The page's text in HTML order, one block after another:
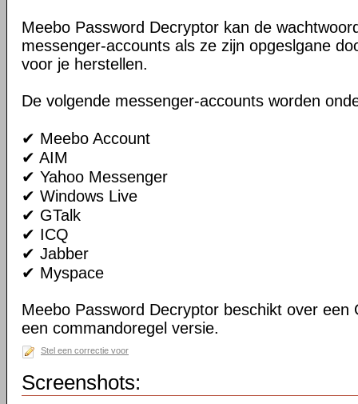
Meebo Password Decryptor kan de
messenger-accounts als ze zijn opgeslgane
voor je herstellen.
De volgende messenger-accounts worden
✔ Meebo Account
✔ AIM
✔ Yahoo Messenger
✔ Windows Live
✔ GTalk
✔ ICQ
✔ Jabber
✔ Myspace
Meebo Password Decryptor beschikt over een
een commandoregel versie.
Stel een correctie voor
Screenshots: